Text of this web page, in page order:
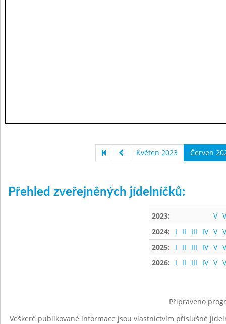
Květen 2023 Červen
Přehled zveřejněných jídelníčků:
2023: V
2024:
I II III IV V
2025:
I II III IV V
2026:
I II III IV V
Připraveno
Veškeré publikované informace jsou vlastnictvím příslušné